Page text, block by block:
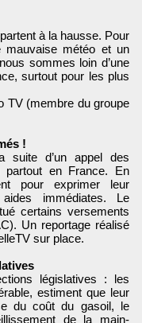
à la hausse. Pour
mauvaise météo et un
sommes loin d’une
surtout pour les plus
TV (membre du groupe
!
suite d’un appel des
partout en France. En
pour exprimer leur
immédiates. Le
certains versements
Un reportage réalisé
sur place.
législatives : les
estiment que leur
du coût du gasoil, le
de la main-